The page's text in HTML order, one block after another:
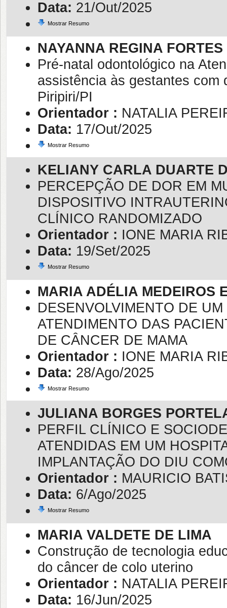
Data: 21/Out/2025
Mostrar Resumo
NAYANNA REGINA
Pré-natal odontológico na
assistência às gestantes com
Piripiri/PI
Orientador : NATALIA
Data: 17/Out/2025
Mostrar Resumo
KELIANY CARLA DUARTE
PERCEPÇÃO DE DOR EM
DISPOSITIVO
CLÍNICO RANDOMIZADO
Orientador : IONE MARIA
Data: 19/Set/2025
Mostrar Resumo
MARIA ADÉLIA MEDEIROS
DESENVOLVIMENTO DE
ATENDIMENTO DAS
DE CÂNCER DE MAMA
Orientador : IONE MARIA
Data: 28/Ago/2025
Mostrar Resumo
JULIANA BORGES
PERFIL CLÍNICO E
ATENDIDAS EM UM
IMPLANTAÇÃO DO DIU
Orientador : MAURICIO
Data: 6/Ago/2025
Mostrar Resumo
MARIA VALDETE DE LIMA
Construção de tecnologia
do câncer de colo uterino
Orientador : NATALIA
Data: 16/Jun/2025